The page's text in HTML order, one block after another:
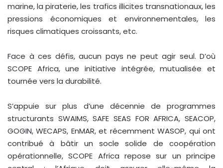
marine, la piraterie, les trafics illicites transnationaux, les
pressions économiques et environnementales, les
risques climatiques croissants, etc.
Face à ces défis, aucun pays ne peut agir seul. D’où
SCOPE Africa, une initiative intégrée, mutualisée et
tournée vers la durabilité.
S’appuie sur plus d’une décennie de programmes
structurants SWAIMS, SAFE SEAS FOR AFRICA, SEACOP,
GOGIN, WECAPS, EnMAR, et récemment WASOP, qui ont
contribué à bâtir un socle solide de coopération
opérationnelle, SCOPE Africa repose sur un principe